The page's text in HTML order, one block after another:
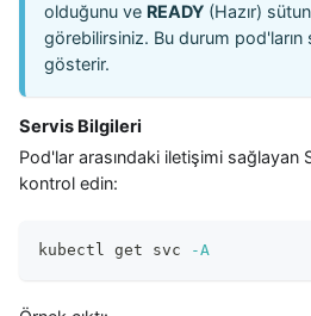
olduğunu ve READY (Hazır)
görebilirsiniz. Bu durum pod'ların
gösterir.
Servis Bilgileri
Pod'lar arasındaki iletişimi sağlayan
kontrol edin:
kubectl get svc -A